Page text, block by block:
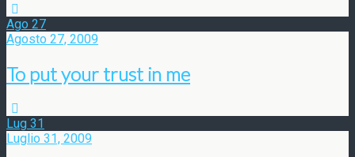
Ago 27
Agosto 27, 2009
To put your trust in me
Lug 31
Luglio 31, 2009